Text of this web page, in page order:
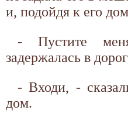
и, подойдя к его
- Пустите
задержалась в
- Входи, -
дом.